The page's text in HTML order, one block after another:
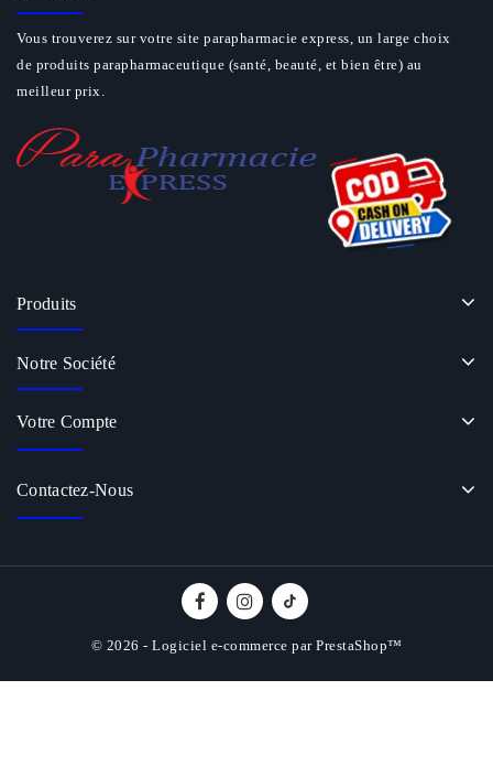
Vous trouverez sur votre site parapharmacie express, un large choix
de produits parapharmaceutique (santé, beauté, et bien être) au
meilleur prix.
Produits
Notre Société
Votre Compte
Contactez-Nous
© 2026 - Logiciel e-commerce par PrestaShop™